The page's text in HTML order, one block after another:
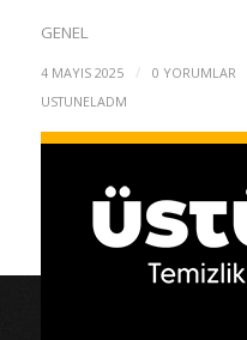
GENEL
4 MAYIS 2025 / 0 YORUMLAR
USTUNELADM